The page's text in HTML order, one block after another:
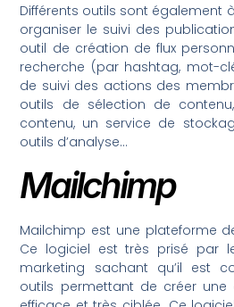
Différents outils sont également
organiser le suivi des
outil de création de flux
recherche (par hashtag, mot-
de suivi des actions des
outils de sélection de
contenu, un service de
outils d’analyse…
Mailchimp
Mailchimp est une plateforme
Ce logiciel est très prisé par
marketing sachant qu’il est
outils permettant de créer une